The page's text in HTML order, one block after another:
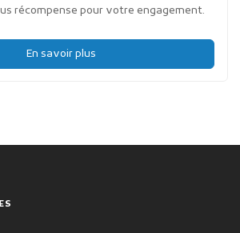
récompense pour votre engagement.
En savoir plus